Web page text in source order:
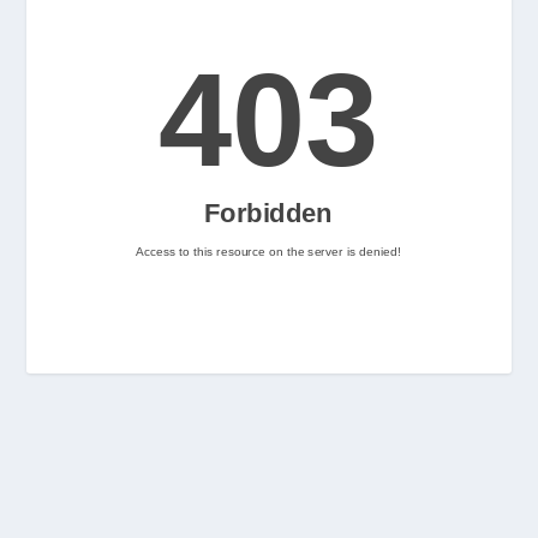
2
Nintenhype.Cat @nintenhype.cat
📅 Ja tenim aquí els
setmana? 👀